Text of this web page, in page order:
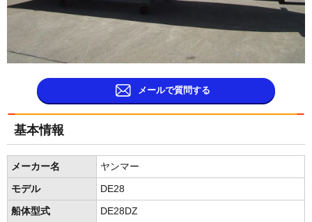
メールで質問する
基本情報
メーカー名 ヤンマー
モデル DE28
船体型式 DE28DZ